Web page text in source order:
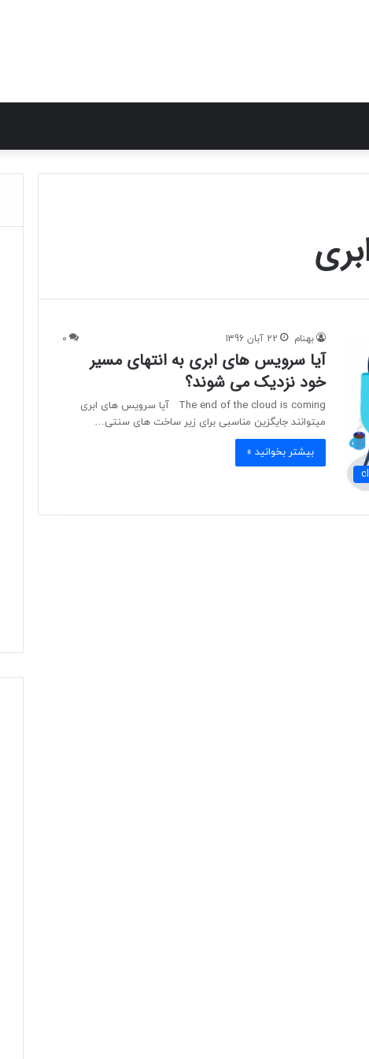
بهنام 22 آبان 1396 0
آیا سرویس های ابری به انتهای مسیر
خود نزدیک می شوند؟
The end of the cloud is coming آیا سرویس های ابری
میتوانند جایگزین مناسبی برای زیر ساخت های سنتی…
بیشتر بخوانید »